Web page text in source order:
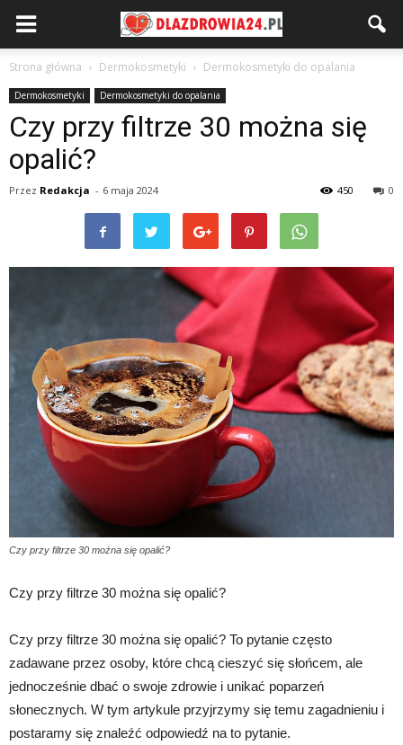
Strona główna Dermokosmetyki Dermokosmetyki do opalania
Dermokosmetyki Dermokosmetyki do opalania
Czy przy filtrze 30 można się
opalić?
Przez Redakcja - 6 maja 2024 0
450
Czy przy filtrze 30 można się opalić?
Czy przy filtrze 30 można się opalić?
Czy przy filtrze 30 można się opalić? To pytanie często
zadawane przez osoby, które chcą cieszyć się słońcem, ale
jednocześnie dbać o swoje zdrowie i unikać poparzeń
słonecznych. W tym artykule przyjrzymy się temu zagadnieniu i
postaramy się znaleźć odpowiedź na to pytanie.